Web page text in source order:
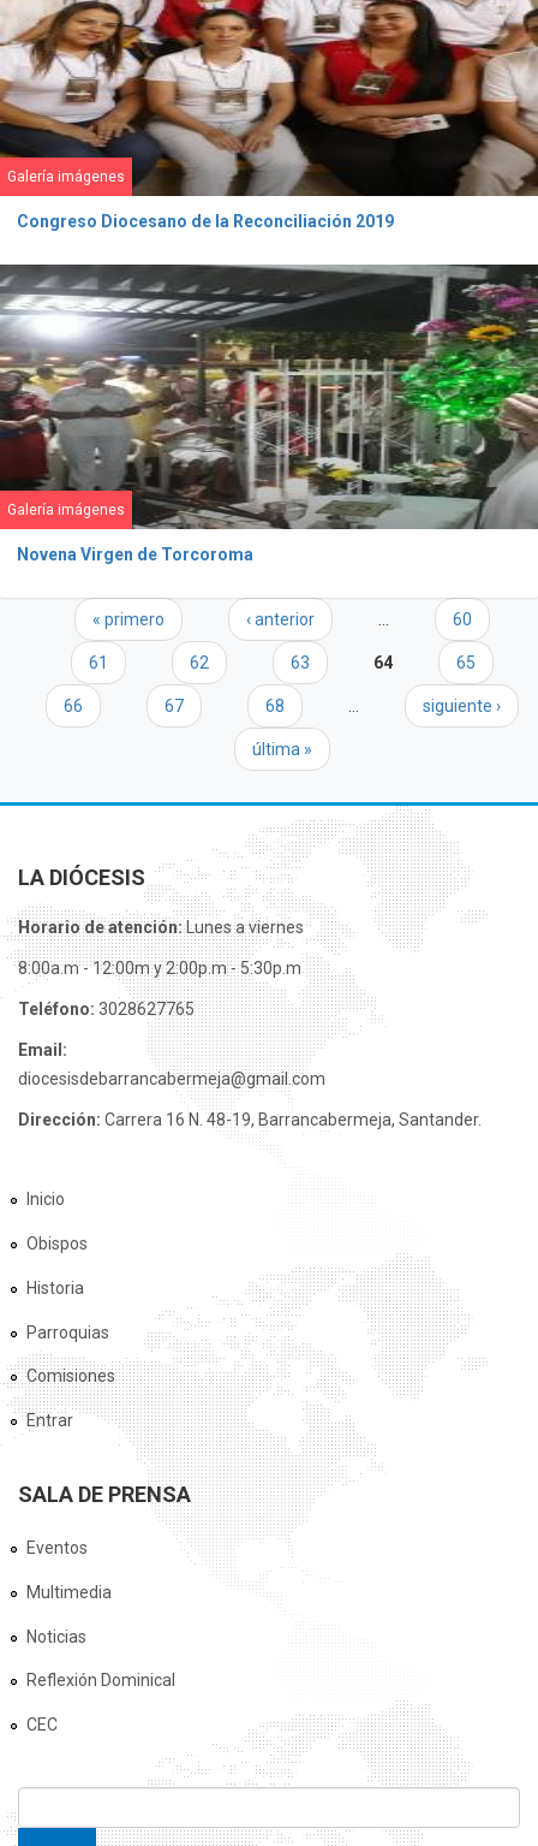
Galería imágenes
Congreso Diocesano de la Reconciliación 2019
Galería imágenes
Novena Virgen de Torcoroma
Páginas
« primero ‹ anterior 60
61 62 63 64 65
66 67 68 siguiente ›
última »
LA DIÓCESIS
Horario de atención:Lunes a viernes
8:00a.m - 12:00m y 2:00p.m - 5:30p.m
Teléfono: 3028627765
Email:
diocesisdebarrancabermeja@gmail.com
Dirección: Carrera 16 N. 48-19, Barrancabermeja, Santander.
Inicio
Obispos
Historia
Parroquias
Comisiones
Entrar
SALA DE PRENSA
Eventos
Multimedia
Noticias
Reflexión Dominical
CEC
FORMULARIO DE BÚSQUEDA